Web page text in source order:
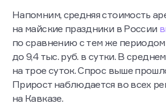
Напомним, средняя стоимость
на майские праздники в России
по сравнению с тем же периодом
до 9,4 тыс. руб. в сутки. В
на трое суток. Спрос выше
Прирост наблюдается во всех
на Кавказе.